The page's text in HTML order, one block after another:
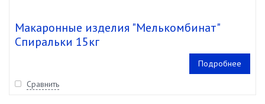
Макаронные изделия "Мелькомбинат"
Спиральки 15кг
Подробнее
Сравнить